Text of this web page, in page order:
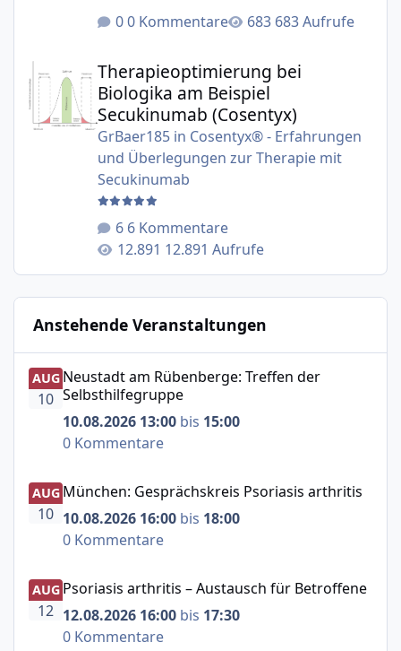
0 Kommentare
683 Aufrufe
Therapieoptimierung bei Biologika am Beispiel
Therapieoptimierung bei
Biologika am Beispiel
Secukinumab (Cosentyx)
GrBaer185in Cosentyx® - Erfahrungen
und Überlegungen zur Therapie mit
Secukinumab
6 Kommentare
12.891 Aufrufe
Anstehende Veranstaltungen
Neustadt am Rübenberge: Treffen der Selbsthilfegruppe
AUG
10
Neustadt am Rübenberge: Treffen der
Selbsthilfegruppe
10.08.2026 13:00 bis 15:00
0 Kommentare
München: Gesprächskreis Psoriasis arthritis
AUG
10
München: Gesprächskreis Psoriasis arthritis
10.08.2026 16:00 bis 18:00
0 Kommentare
Psoriasis arthritis – Austausch für Betroffene
AUG
12
Psoriasis arthritis – Austausch für Betroffene
12.08.2026 16:00 bis 17:30
0 Kommentare